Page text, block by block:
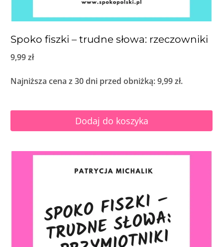
Spoko fiszki – trudne słowa: rzeczowniki
9,99zł
Najniższa cena z 30 dni przed obniżką:9,99zł.
Dodaj do koszyka